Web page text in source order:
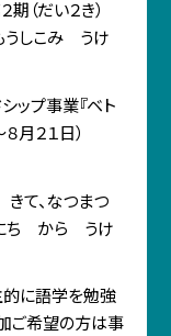
期（だい２き）
うしこみ うけ
ップ事業『ベト
月２１日）
て、なつまつ
にち から うけ
的に語学を勉強
ご希望の方は事